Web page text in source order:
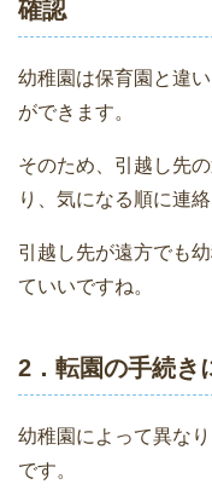
確認
幼稚園は保育園と違
ができます。
そのため、引越し先
り、気になる順に連
引越し先が遠方でも
ていいですね。
2．転園の手続き
幼稚園によって異な
です。